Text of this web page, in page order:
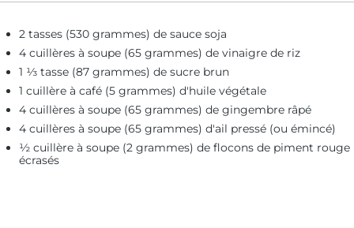
2 tasses (530 grammes) de sauce soja
4 cuillères à soupe (65 grammes) de vinaigre de riz
1 ⅓ tasse (87 grammes) de sucre brun
1 cuillère à café (5 grammes) d'huile végétale
4 cuillères à soupe (65 grammes) de gingembre râpé
4 cuillères à soupe (65 grammes) d'ail pressé (ou émincé)
½ cuillère à soupe (2 grammes) de flocons de piment rouge
écrasés